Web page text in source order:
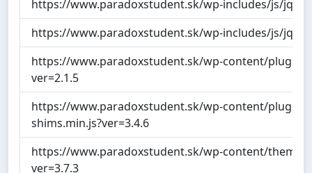
https://www.paradoxstudent.sk/wp-includes/js/
https://www.paradoxstudent.sk/wp-includes/js/
https://www.paradoxstudent.sk/wp-content/
ver=2.1.5
https://www.paradoxstudent.sk/wp-content/
shims.min.js?ver=3.4.6
https://www.paradoxstudent.sk/wp-content/
ver=3.7.3